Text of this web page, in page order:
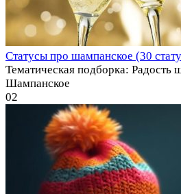
Статусы про шампанское (30
Тематическая подборка: Радость
Шампанское
02